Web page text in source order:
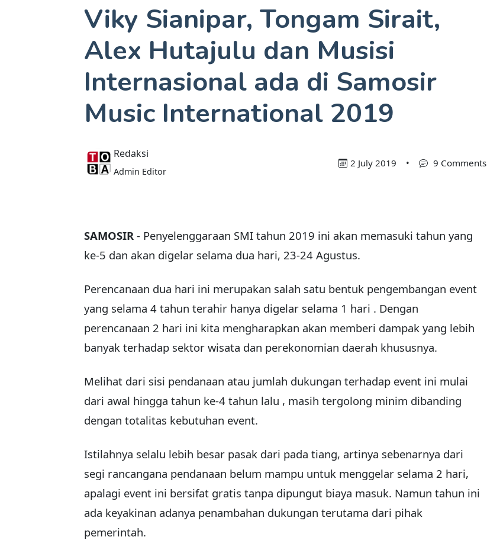
Viky Sianipar, Tongam Sirait,
Alex Hutajulu dan Musisi
Internasional ada di Samosir
Music International 2019
Redaksi
Admin Editor
2 July 2019 • 9 Comments
SAMOSIR - Penyelenggaraan SMI tahun 2019 ini akan memasuki tahun yang
ke-5 dan akan digelar selama dua hari, 23-24 Agustus.
Perencanaan dua hari ini merupakan salah satu bentuk pengembangan event
yang selama 4 tahun terahir hanya digelar selama 1 hari . Dengan
perencanaan 2 hari ini kita mengharapkan akan memberi dampak yang lebih
banyak terhadap sektor wisata dan perekonomian daerah khususnya.
Melihat dari sisi pendanaan atau jumlah dukungan terhadap event ini mulai
dari awal hingga tahun ke-4 tahun lalu , masih tergolong minim dibanding
dengan totalitas kebutuhan event.
Istilahnya selalu lebih besar pasak dari pada tiang, artinya sebenarnya dari
segi rancangana pendanaan belum mampu untuk menggelar selama 2 hari,
apalagi event ini bersifat gratis tanpa dipungut biaya masuk. Namun tahun ini
ada keyakinan adanya penambahan dukungan terutama dari pihak
pemerintah.